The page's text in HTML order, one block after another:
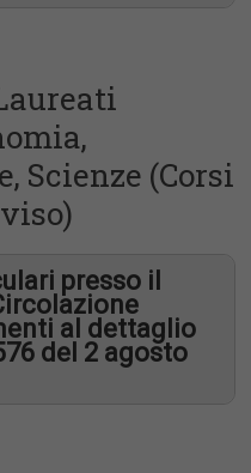
Scienze (Corsi
presso il
al dettaglio
del 2 agosto